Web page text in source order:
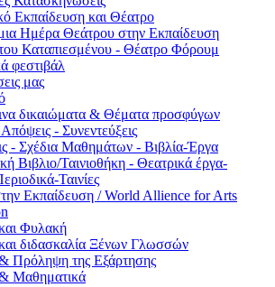
Εκπαίδευση και Θέατρο
Ημέρα Θεάτρου στην Εκπαίδευση
Καταπιεσμένου - Θέατρο Φόρουμ
φεστιβάλ
μας
δικαιώματα & Θέματα προσφύγων
- Συνεντεύξεις
- Σχέδια Μαθημάτων - Βιβλία-Έργα
Βιβλιο/Ταινιοθήκη - Θεατρικά έργα-
Ταινίες
Εκπαίδευση / World Allience for Arts
Φυλακή
διδασκαλία Ξένων Γλωσσών
Πρόληψη της Εξάρτησης
Μαθηματικά